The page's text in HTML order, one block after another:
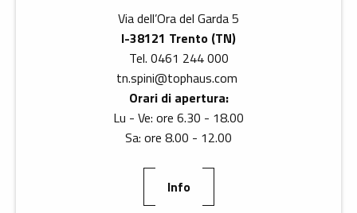
Intorno al cantiere
Non solo allestire il cantiere in modo sicuro, ma
anche tenere conto dei fattori economici,
ottimizzare i processi e lavorare in modo più
Via dell’Ora del Garda 5
I-38121 Trento (TN)
Tel. 0461 244 000
tn.spini@tophaus.com
Orari di apertura:
Lu - Ve: ore 6.30 - 18.00
Sa: ore 8.00 - 12.00
Info